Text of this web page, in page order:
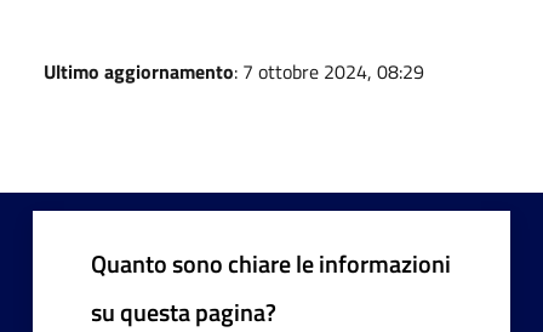
Ultimo aggiornamento: 7 ottobre 2024, 08:29
Quanto sono chiare le informazioni
su questa pagina?